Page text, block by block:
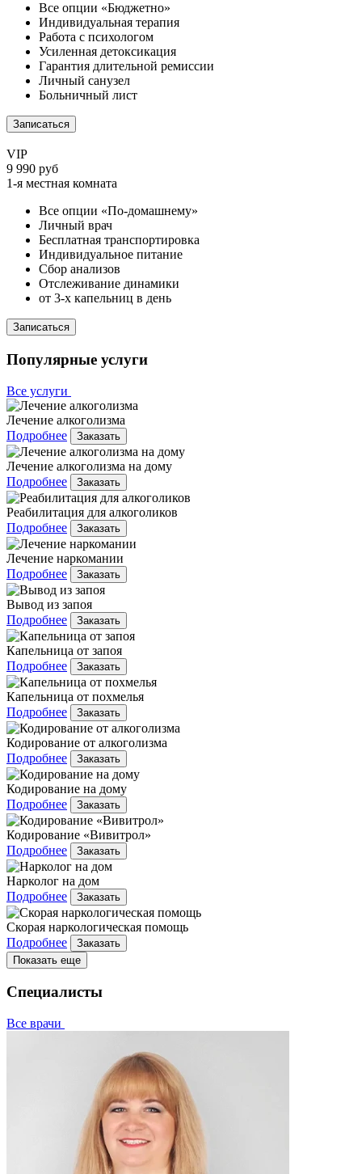
Все опции «Бюджетно»
Индивидуальная терапия
Работа с психологом
Усиленная детоксикация
Гарантия длительной ремиссии
Личный санузел
Больничный лист
Записаться
VIP
9 990 руб
1-я местная комната
Все опции «По-домашнему»
Личный врач
Бесплатная транспортировка
Индивидуальное питание
Сбор анализов
Отслеживание динамики
от 3-х капельниц в день
Записаться
Популярные услуги
Все услуги
Лечение алкоголизма
Подробнее
Заказать
Лечение алкоголизма на дому
Подробнее
Заказать
Реабилитация для алкоголиков
Подробнее
Заказать
Лечение наркомании
Подробнее
Заказать
Вывод из запоя
Подробнее
Заказать
Капельница от запоя
Подробнее
Заказать
Капельница от похмелья
Подробнее
Заказать
Кодирование от алкоголизма
Подробнее
Заказать
Кодирование на дому
Подробнее
Заказать
Кодирование «Вивитрол»
Подробнее
Заказать
Нарколог на дом
Подробнее
Заказать
Скорая наркологическая помощь
Подробнее
Заказать
Показать еще
Специалисты
Все врачи